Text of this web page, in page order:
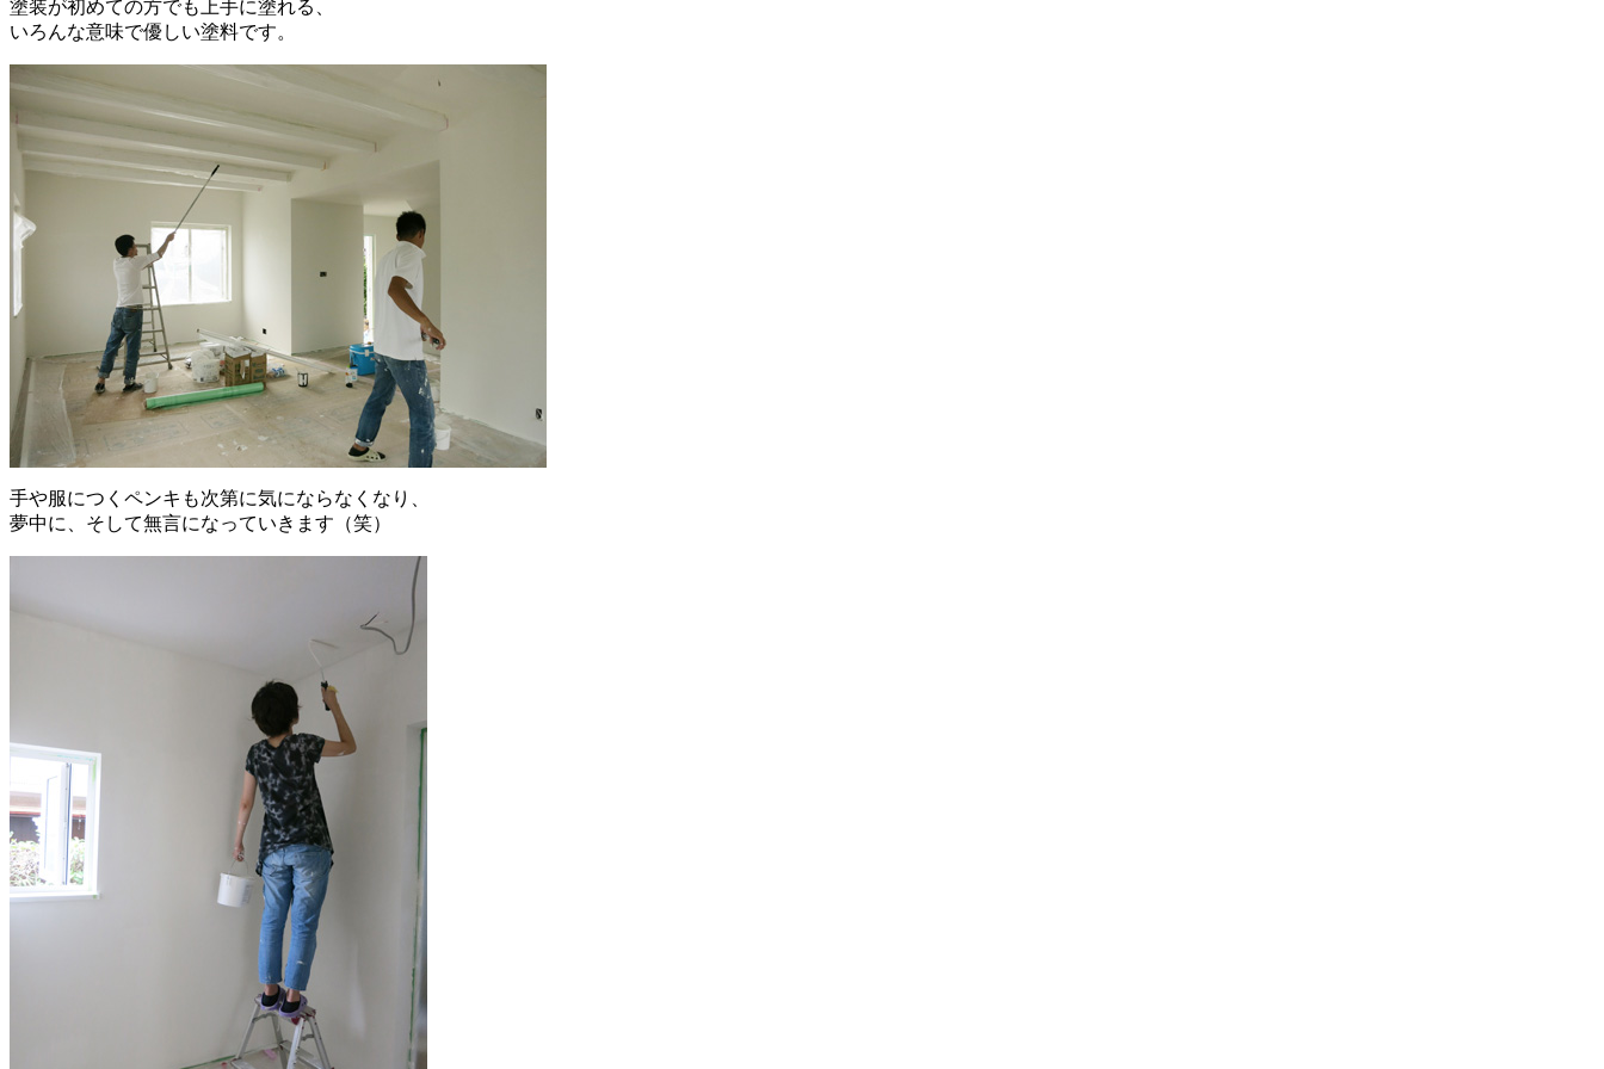
塗装が初めての方でも上手に塗れる、
いろんな意味で優しい塗料です。
手や服につくペンキも次第に気にならなくなり、
夢中に、そして無言になっていきます（笑）